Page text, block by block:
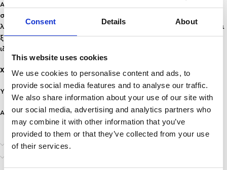
Consent Details About
This website uses cookies
We use cookies to personalise content and ads, to
provide social media features and to analyse our traffic.
We also share information about your use of our site with
our social media, advertising and analytics partners who
may combine it with other information that you’ve
provided to them or that they’ve collected from your use
of their services.
Αναβαθμίστε το στυλ σας με το
συνδυάζει δυναμισμό και κομψότητα. Οι ανάγλυφες
λεπτομέρειες στην αλυσίδα δημιουργούν εντυπωσιακή υφή και
ξεχωριστή λάμψη, κάνοντάς το ιδανικό για όσους αγαπούν τα
ιδιαίτερα κοσμήματα.
Χαρακτηριστικά:
Υλικό: Ανοξείδωτο Ατσάλι
Ανθεκτικότητα: Ανθεκτικό σε νερό & άρωμα, δε μαυρίζει!
Επιπλέον πληροφορίες